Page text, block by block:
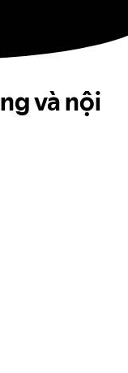
và nội